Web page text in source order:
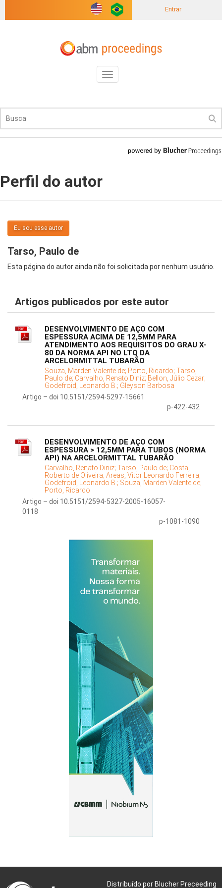
Entrar
Toggle
navigation
Perfil do autor
Eu sou esse autor
Tarso, Paulo de
Esta página do autor ainda não foi solicitada por nenhum usuário.
Artigos publicados por este autor
DESENVOLVIMENTO DE AÇO COM
ESPESSURA ACIMA DE 12,5MM PARA
ATENDIMENTO AOS REQUISITOS DO GRAU X-
80 DA NORMA API NO LTQ DA
ARCELORMITTAL TUBARÃO
Souza, Marden Valente de; Porto, Ricardo; Tarso,
Paulo de; Carvalho, Renato Diniz; Bellon, Júlio Cezar;
Godefroid, Leonardo B.; Gleyson Barbosa
Artigo – doi 10.5151/2594-5297-15661
p-422-432
DESENVOLVIMENTO DE AÇO COM
ESPESSURA > 12,5MM PARA TUBOS (NORMA
API) NA ARCELORMITTAL TUBARÃO
Carvalho, Renato Diniz; Tarso, Paulo de; Costa,
Roberto de Oliveira; Areas, Vitor Leonardo Ferreira;
Godefroid, Leonardo B.; Souza, Marden Valente de;
Porto, Ricardo
Artigo – doi 10.5151/2594-5327-2005-16057-
0118
p-1081-1090
Distribuído por Blucher Preceeding